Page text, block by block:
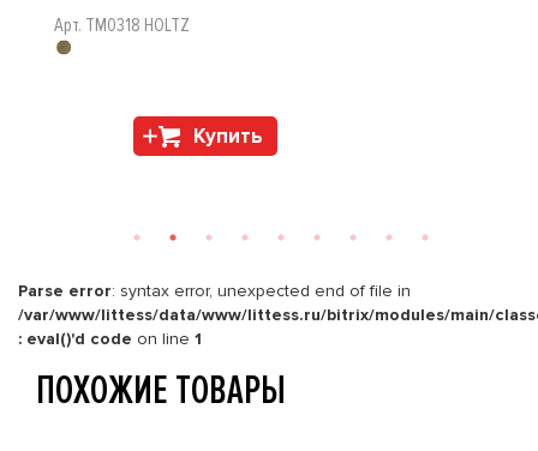
Арт. TM0318 HOLTZ
Купить
Parse error: syntax error, unexpected end of file in
/var/www/littess/data/www/littess.ru/bitrix/modules/main/
: eval()'d code on line 1
ПОХОЖИЕ ТОВАРЫ